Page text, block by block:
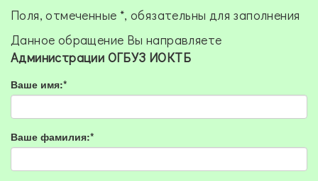
Поля, отмеченные *, обязательны для заполнения
Данное обращение Вы направляете
Администрации ОГБУЗ ИОКТБ
Ваше имя:*
Ваше фамилия:*